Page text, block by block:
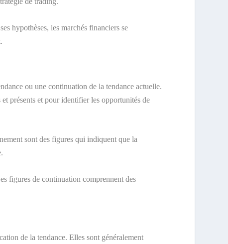
hypothèses, les marchés financiers se
ou une continuation de la tendance actuelle.
présents et pour identifier les opportunités de
sont des figures qui indiquent que la
figures de continuation comprennent des
de la tendance. Elles sont généralement